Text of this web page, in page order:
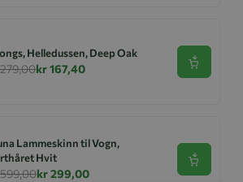
Helledussen, Deep Oak
kr 167,40 Se
Lammeskinn til Vogn,
Hvit
kr 299,00
Se